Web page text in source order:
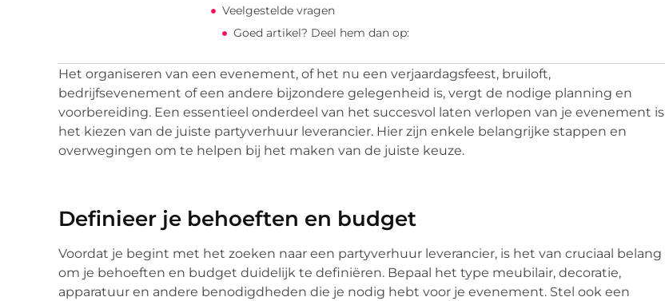
Veelgestelde vragen
Goed artikel? Deel hem dan op:
Het organiseren van een evenement, of het nu een verjaardagsfeest, bruiloft,
bedrijfsevenement of een andere bijzondere gelegenheid is, vergt de nodige planning en
voorbereiding. Een essentieel onderdeel van het succesvol laten verlopen van je evenement is
het kiezen van de juiste partyverhuur leverancier. Hier zijn enkele belangrijke stappen en
overwegingen om te helpen bij het maken van de juiste keuze.
Definieer je behoeften en budget
Voordat je begint met het zoeken naar een partyverhuur leverancier, is het van cruciaal belang
om je behoeften en budget duidelijk te definiëren. Bepaal het type meubilair, decoratie,
apparatuur en andere benodigdheden die je nodig hebt voor je evenement. Stel ook een